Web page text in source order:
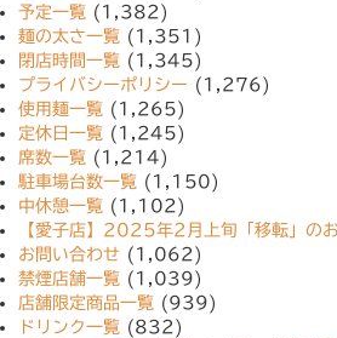
予定一覧 (1,382)
麺の太さ一覧 (1,351)
閉店時間一覧 (1,345)
プライバシーポリシー (1,276)
使用麺一覧 (1,265)
定休日一覧 (1,245)
席数一覧 (1,214)
駐車場台数一覧 (1,150)
中休憩一覧 (1,102)
【愛子店】2025年2月上旬「移転」の
お問い合わせ (1,062)
禁煙店舗一覧 (1,039)
店舗限定商品一覧 (939)
ドリンク一覧 (832)